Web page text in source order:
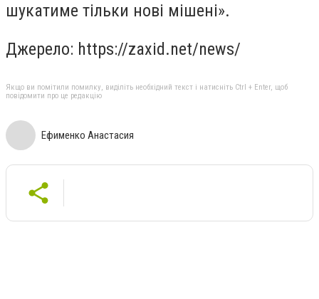
шукатиме тільки нові мішені».
Джерело: https://zaxid.net/news/
Якщо ви помітили помилку, виділіть необхідний текст і натисніть Ctrl + Enter, щоб
повідомити про це редакцію
Ефименко Анастасия